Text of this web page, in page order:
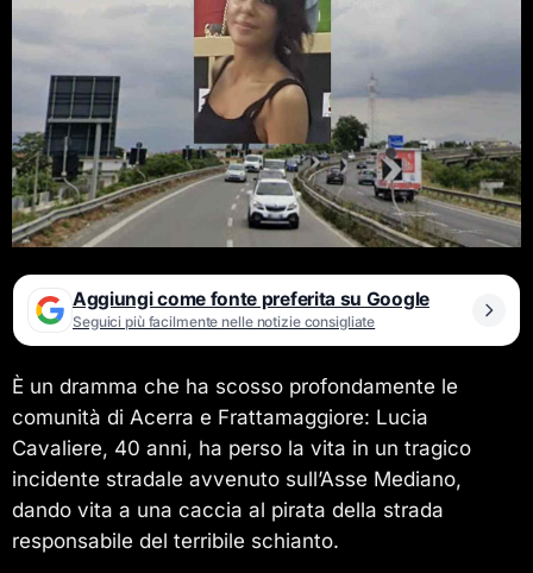
Aggiungi come fonte preferita su Google
Seguici più facilmente nelle notizie consigliate
È un dramma che ha scosso profondamente le
comunità di Acerra e Frattamaggiore: Lucia
Cavaliere, 40 anni, ha perso la vita in un tragico
incidente stradale avvenuto sull’Asse Mediano,
dando vita a una caccia al pirata della strada
responsabile del terribile schianto.